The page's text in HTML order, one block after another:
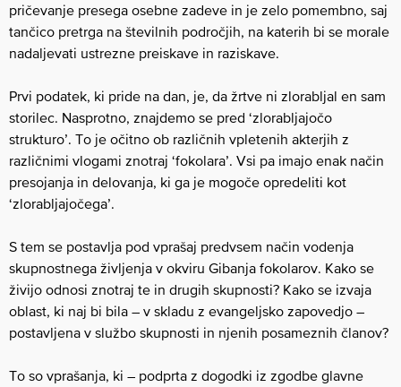
pričevanje presega osebne zadeve in je zelo pomembno, saj
tančico pretrga na številnih področjih, na katerih bi se morale
nadaljevati ustrezne preiskave in raziskave.
Prvi podatek, ki pride na dan, je, da žrtve ni zlorabljal en sam
storilec. Nasprotno, znajdemo se pred ‘zlorabljajočo
strukturo’. To je očitno ob različnih vpletenih akterjih z
različnimi vlogami znotraj ‘fokolara’. Vsi pa imajo enak način
presojanja in delovanja, ki ga je mogoče opredeliti kot
‘zlorabljajočega’.
S tem se postavlja pod vprašaj predvsem način vodenja
skupnostnega življenja v okviru Gibanja fokolarov. Kako se
živijo odnosi znotraj te in drugih skupnosti? Kako se izvaja
oblast, ki naj bi bila – v skladu z evangeljsko zapovedjo –
postavljena v službo skupnosti in njenih posameznih članov?
To so vprašanja, ki – podprta z dogodki iz zgodbe glavne